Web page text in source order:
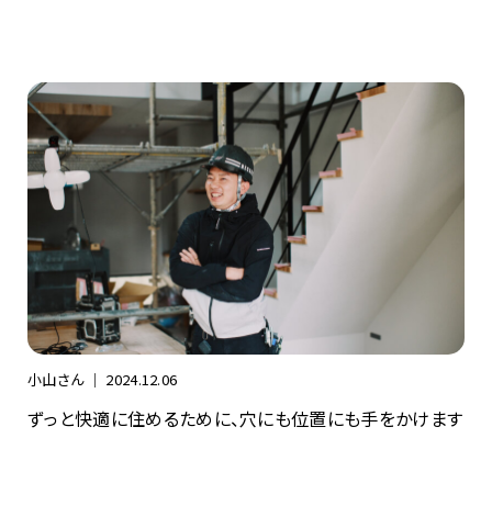
小山さん ｜ 2024.12.06
ずっと快適に住めるために、穴にも位置にも手をかけます